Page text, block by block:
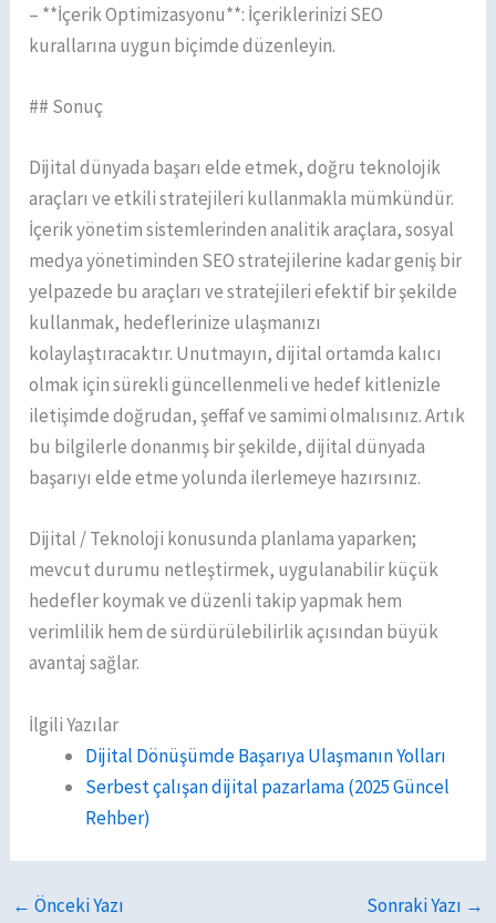
– **İçerik Optimizasyonu**: İçeriklerinizi SEO
kurallarına uygun biçimde düzenleyin.
## Sonuç
Dijital dünyada başarı elde etmek, doğru teknolojik
araçları ve etkili stratejileri kullanmakla mümkündür.
İçerik yönetim sistemlerinden analitik araçlara, sosyal
medya yönetiminden SEO stratejilerine kadar geniş bir
yelpazede bu araçları ve stratejileri efektif bir şekilde
kullanmak, hedeflerinize ulaşmanızı
kolaylaştıracaktır. Unutmayın, dijital ortamda kalıcı
olmak için sürekli güncellenmeli ve hedef kitlenizle
iletişimde doğrudan, şeffaf ve samimi olmalısınız. Artık
bu bilgilerle donanmış bir şekilde, dijital dünyada
başarıyı elde etme yolunda ilerlemeye hazırsınız.
Dijital / Teknoloji konusunda planlama yaparken;
mevcut durumu netleştirmek, uygulanabilir küçük
hedefler koymak ve düzenli takip yapmak hem
verimlilik hem de sürdürülebilirlik açısından büyük
avantaj sağlar.
İlgili Yazılar
Dijital Dönüşümde Başarıya Ulaşmanın Yolları
Serbest çalışan dijital pazarlama (2025 Güncel
Rehber)
← Önceki Yazı Sonraki Yazı →